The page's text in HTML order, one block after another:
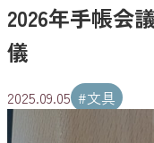
2026年手帳会
儀
2025.09.05 #文具